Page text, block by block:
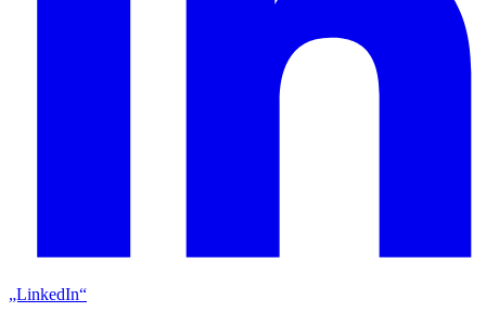
„LinkedIn“